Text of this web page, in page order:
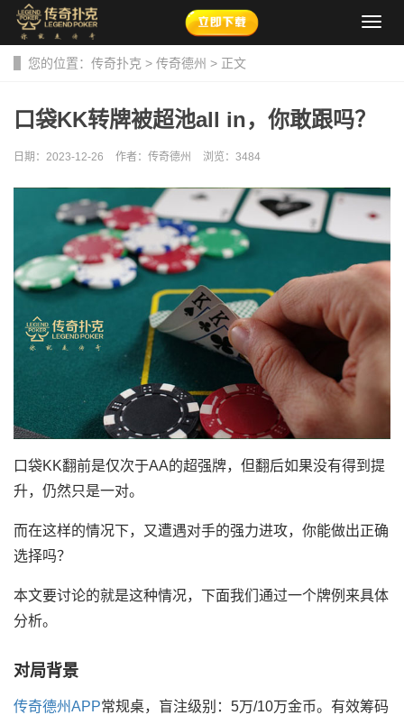
导
您的位置： 传奇扑克 > 传奇德州 > 正文
口袋KK转牌被超池all in，你敢跟吗？
日期：2023-12-26 作者：传奇德州 浏览： 3484
口袋KK翻前是仅次于AA的超强牌，但翻后如果没有得到提
升，仍然只是一对。
而在这样的情况下，又遭遇对手的强力进攻，你能做出正确
选择吗？
本文要讨论的就是这种情况，下面我们通过一个牌例来具体
分析。
对局背景
传奇德州APP常规桌，盲注级别：5万/10万金币。有效筹码